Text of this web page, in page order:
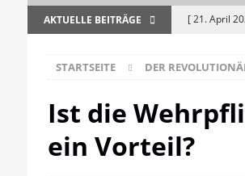
AKTUELLE BEITRÄGE [ 21. April
[ 5. April
[ 19. März
[ 19. April
[ 19. Mai
STARTSEITE DER
Ist die
ein Vorteil?